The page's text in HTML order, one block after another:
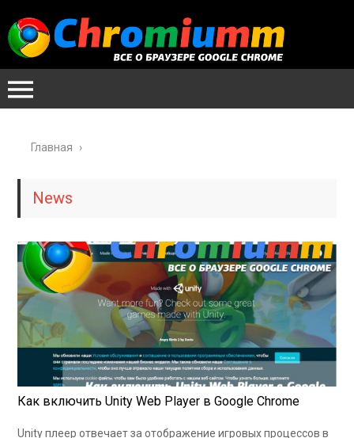
Главная ›
News
Как включить Unity Web Player в Google Chrome
Unity плеер отвечает за отображение игровых процессов в